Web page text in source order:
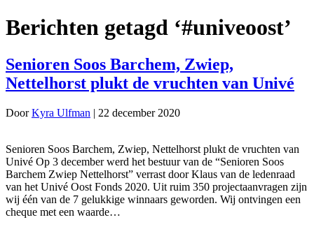
Berichten getagd ‘#univeoost’
Senioren Soos Barchem, Zwiep,
Nettelhorst plukt de vruchten van Univé
DoorKyra Ulfman | 22 december 2020
Senioren Soos Barchem, Zwiep, Nettelhorst plukt de vruchten van
Univé Op 3 december werd het bestuur van de “Senioren Soos
Barchem Zwiep Nettelhorst” verrast door Klaus van de ledenraad
van het Univé Oost Fonds 2020. Uit ruim 350 projectaanvragen zijn
wij één van de 7 gelukkige winnaars geworden. Wij ontvingen een
cheque met een waarde…